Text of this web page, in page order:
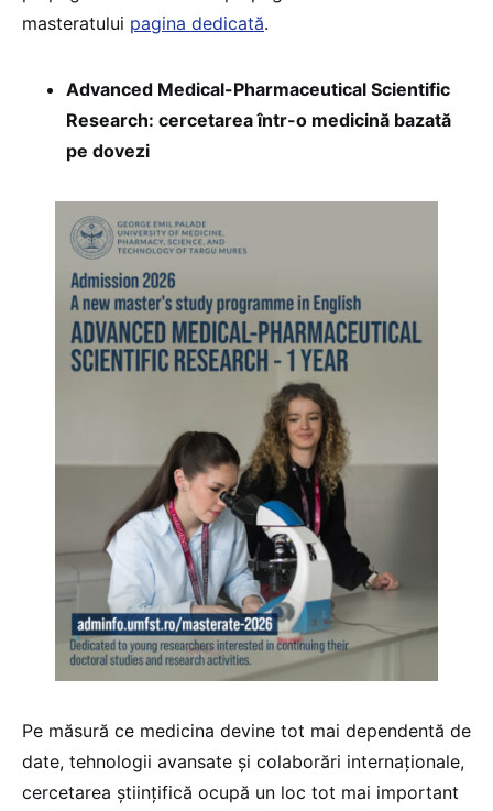
masteratului pagina dedicată.
Advanced Medical-Pharmaceutical Scientific
Research: cercetarea într-o medicină bazată
pe dovezi
Pe măsură ce medicina devine tot mai dependentă de
date, tehnologii avansate și colaborări internaționale,
cercetarea științifică ocupă un loc tot mai important